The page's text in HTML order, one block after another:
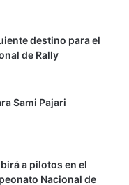
destino para el
de Rally
Sami Pajari
a pilotos en el
Nacional de